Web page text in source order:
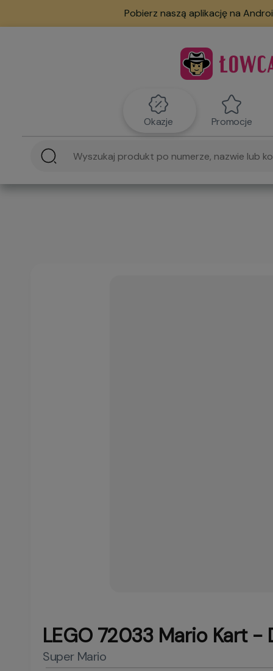
Pobierz naszą aplikację na
Okazje Promocje
LEGO 72033 Mario Kart -
Super Mario